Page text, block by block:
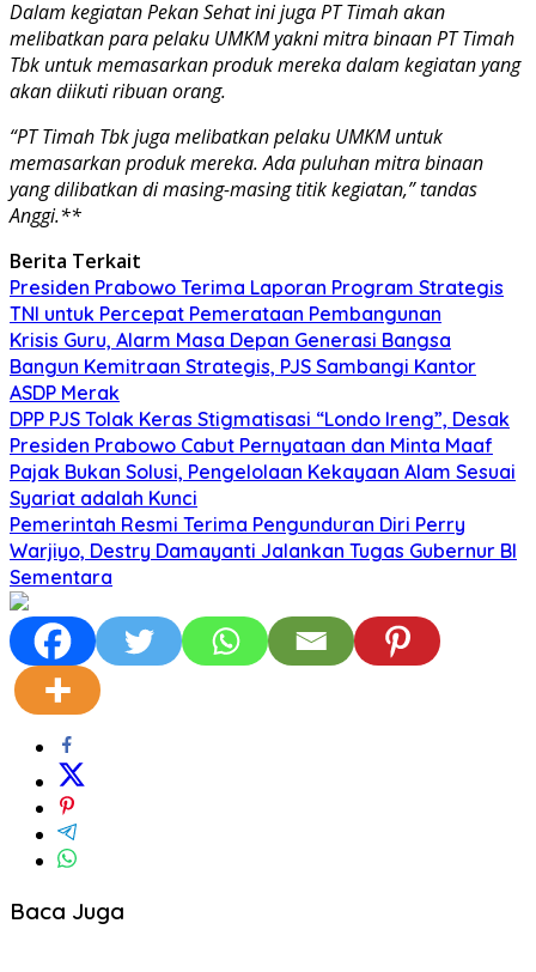
Dalam kegiatan Pekan Sehat ini juga PT Timah akan
melibatkan para pelaku UMKM yakni mitra binaan PT Timah
Tbk untuk memasarkan produk mereka dalam kegiatan yang
akan diikuti ribuan orang.
“PT Timah Tbk juga melibatkan pelaku UMKM untuk
memasarkan produk mereka. Ada puluhan mitra binaan
yang dilibatkan di masing-masing titik kegiatan,” tandas
Anggi.**
Berita Terkait
Presiden Prabowo Terima Laporan Program Strategis
TNI untuk Percepat Pemerataan Pembangunan
Krisis Guru, Alarm Masa Depan Generasi Bangsa
Bangun Kemitraan Strategis, PJS Sambangi Kantor
ASDP Merak
DPP PJS Tolak Keras Stigmatisasi “Londo Ireng”, Desak
Presiden Prabowo Cabut Pernyataan dan Minta Maaf
Pajak Bukan Solusi, Pengelolaan Kekayaan Alam Sesuai
Syariat adalah Kunci
Pemerintah Resmi Terima Pengunduran Diri Perry
Warjiyo, Destry Damayanti Jalankan Tugas Gubernur BI
Sementara
Baca Juga